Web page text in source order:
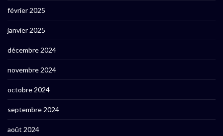
février 2025
janvier 2025
décembre 2024
novembre 2024
octobre 2024
septembre 2024
août 2024